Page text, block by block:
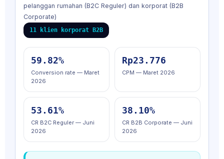
pelanggan rumahan (B2C Reguler) dan korporat (B2B
Corporate)
11 klien korporat B2B
59.82%
Conversion rate — Maret
2026
Rp23.776
CPM — Maret 2026
53.61%
CR B2C Reguler — Juni
2026
38.10%
CR B2B Corporate — Juni
2026